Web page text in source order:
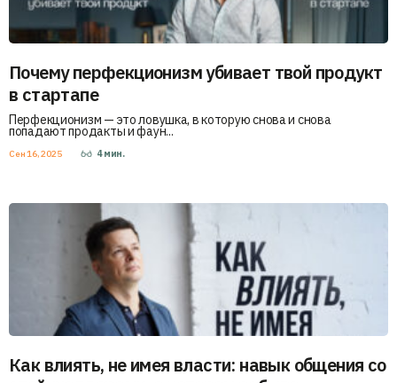
Почему перфекционизм убивает твой продукт
в стартапе
Перфекционизм — это ловушка, в которую снова и снова
попадают продакты и фаун...
Сен 16, 2025 4мин.
Как влиять, не имея власти: навык общения со